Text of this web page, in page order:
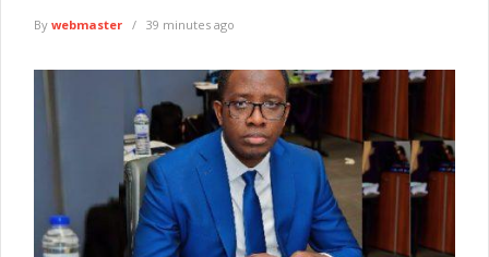
By webmaster 39 minutes ago